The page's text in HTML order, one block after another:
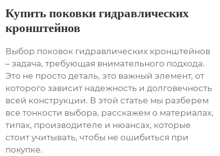
Купить поковки гидравлических
кронштейнов
Выбор поковок гидравлических кронштейнов
– задача, требующая внимательного подхода.
Это не просто деталь, это важный элемент, от
которого зависит надежность и долговечность
всей конструкции. В этой статье мы разберем
все тонкости выбора, расскажем о материалах,
типах, производителе и нюансах, которые
стоит учитывать, чтобы не ошибиться при
покупке.